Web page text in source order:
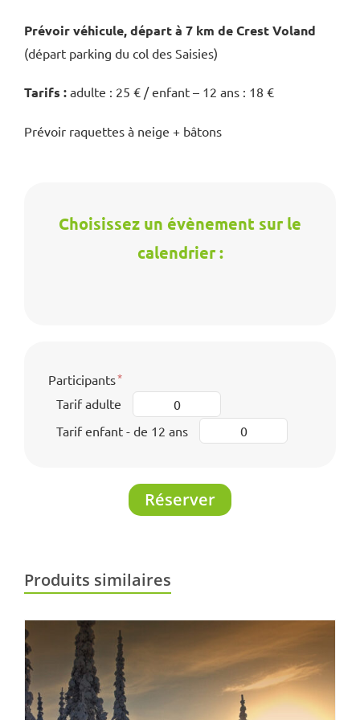
Prévoir véhicule, départ à 7 km de Crest Voland
(départ parking du col des Saisies)
Tarifs : adulte : 25 € / enfant – 12 ans : 18 €
Prévoir raquettes à neige + bâtons
Choisissez un évènement sur le
calendrier :
Participants
Tarif adulte
Tarif enfant - de 12 ans
Réserver
Produits similaires